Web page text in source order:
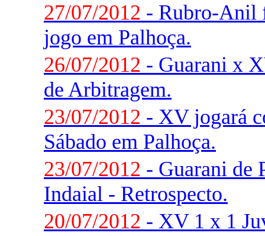
27/07/2012 - Rubro-Anil
jogo em Palhoça.
26/07/2012 - Guarani x
de Arbitragem.
23/07/2012 - XV jogará
Sábado em Palhoça.
23/07/2012 - Guarani de
Indaial - Retrospecto.
20/07/2012 - XV 1 x 1